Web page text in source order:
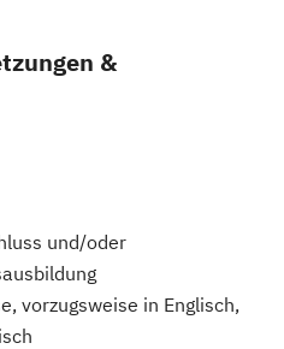
&
und/oder
vorzugsweise in Englisch,